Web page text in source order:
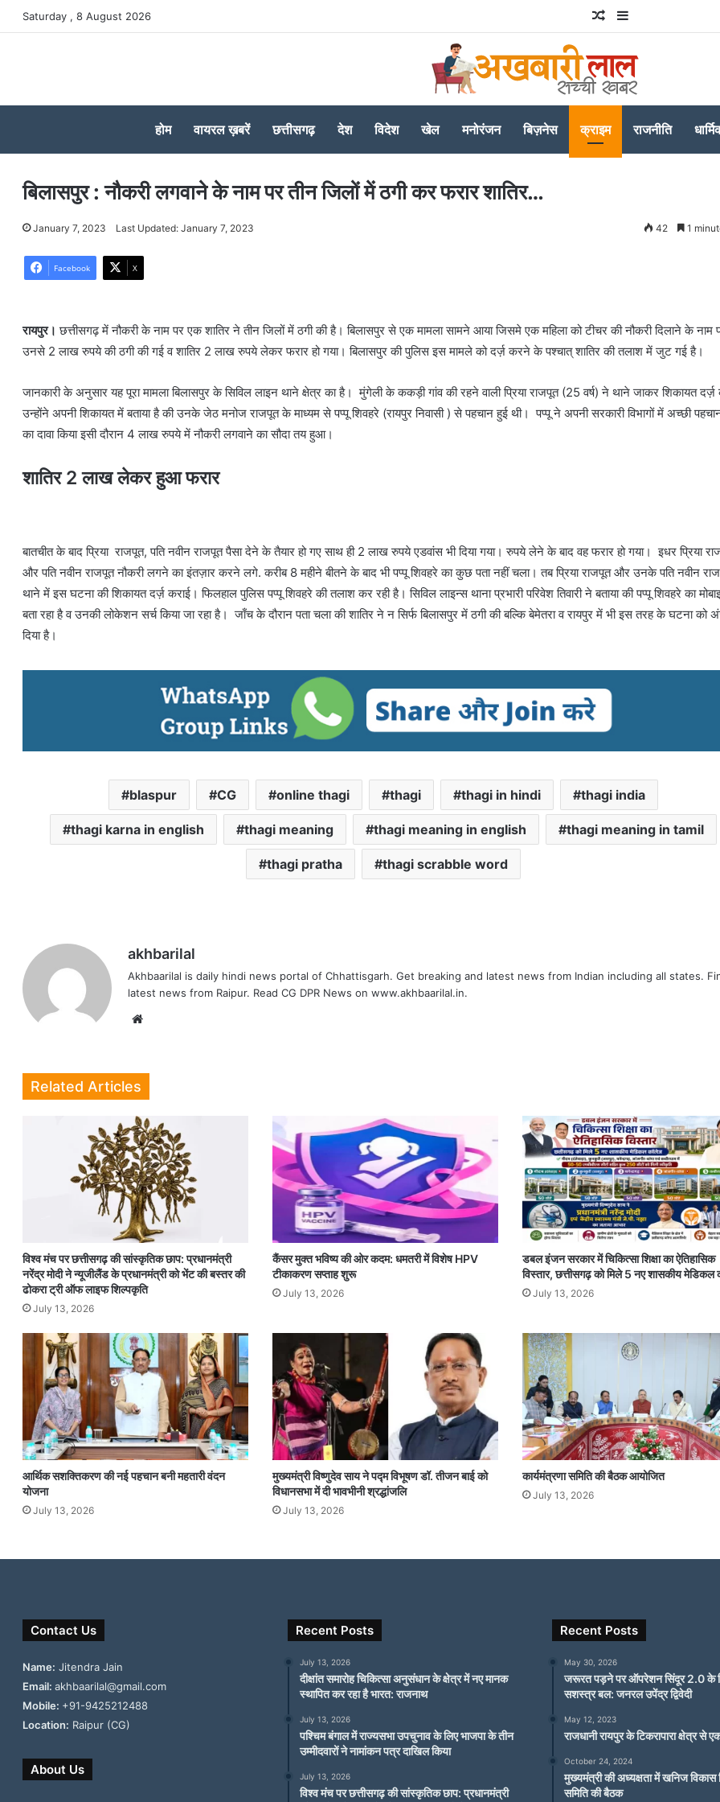
Saturday , 8 August 2026 Random Article
Sidebar
होम वायरल ख़बरें छत्तीसगढ़ देश विदेश खेल मनोरंजन बिज़नेस क्राइम राजनीति
बिलासपुर : नौकरी लगवाने के नाम पर तीन जिलों में ठगी कर फरार शातिर…
January 7, 2023 Last Updated: January 7, 2023 42 1
Facebook X
रायपुर।छत्तीसगढ़ में नौकरी के नाम पर एक शातिर ने तीन जिलों में ठगी की है। बिलासपुर से एक मामला सामने आया जिसमे एक महिला को टीचर की नौकरी दिलाने के नाम
उनसे 2 लाख रुपये की ठगी की गई व शातिर 2 लाख रुपये लेकर फरार हो गया। बिलासपुर की पुलिस इस मामले को दर्ज़ करने के पश्चात् शातिर की तलाश में जुट गई है।
जानकारी के अनुसार यह पूरा मामला बिलासपुर के सिविल लाइन थाने क्षेत्र का है। मुंगेली के ककड़ी गांव की रहने वाली प्रिया राजपूत (25 वर्ष) ने थाने जाकर शिकायत
उन्होंने अपनी शिकायत में बताया है की उनके जेठ मनोज राजपूत के माध्यम से पप्पू शिवहरे (रायपुर निवासी ) से पहचान हुई थी। पप्पू ने अपनी सरकारी विभागों में अच्छी
का दावा किया इसी दौरान 4 लाख रुपये में नौकरी लगवाने का सौदा तय हुआ।
शातिर 2 लाख लेकर हुआ फरार
बातचीत के बाद प्रिया राजपूत, पति नवीन राजपूत पैसा देने के तैयार हो गए साथ ही 2 लाख रुपये एडवांस भी दिया गया। रुपये लेने के बाद वह फरार हो गया। इधर प्रिया
और पति नवीन राजपूत नौकरी लगने का इंतज़ार करने लगे. करीब 8 महीने बीतने के बाद भी पप्पू शिवहरे का कुछ पता नहीं चला। तब प्रिया राजपूत और उनके पति नवीन
थाने में इस घटना की शिकायत दर्ज़ कराई। फिलहाल पुलिस पप्पू शिवहरे की तलाश कर रही है। सिविल लाइन्स थाना प्रभारी परिवेश तिवारी ने बताया की पप्पू शिवहरे का
बता रहा है व उनकी लोकेशन सर्च किया जा रहा है। जाँच के दौरान पता चला की शातिर ने न सिर्फ बिलासपुर में ठगी की बल्कि बेमेतरा व रायपुर में भी इस तरह के घटना को
दिया है।
blaspur CG online thagi thagi thagi in hindi thagi india
thagi karna in english thagi meaning thagi meaning in english thagi meaning in tamil
thagi pratha thagi scrabble word
akhbarilal
Akhbaarilal is daily hindi news portal of Chhattisgarh. Get breaking and latest news from Indian including all states.
latest news from Raipur. Read CG DPR News on www.akhbaarilal.in.
Related Articles
विश्व मंच पर छत्तीसगढ़ की सांस्कृतिक छाप: प्रधानमंत्री
नरेंद्र मोदी ने न्यूजीलैंड के प्रधानमंत्री को भेंट की बस्तर की
ढोकरा ट्री ऑफ लाइफ शिल्पकृति
July 13, 2026
कैंसर मुक्त भविष्य की ओर कदम: धमतरी में विशेष HPV
टीकाकरण सप्ताह शुरू
July 13, 2026
डबल इंजन सरकार में चिकित्सा शिक्षा का ऐतिहासिक
विस्तार, छत्तीसगढ़ को मिले 5 नए शासकीय
July 13, 2026
आर्थिक सशक्तिकरण की नई पहचान बनी महतारी वंदन
योजना
July 13, 2026
मुख्यमंत्री विष्णुदेव साय ने पद्म विभूषण डॉ. तीजन बाई को
विधानसभा में दी भावभीनी श्रद्धांजलि
July 13, 2026
कार्यमंत्रणा समिति की बैठक आयोजित
July 13, 2026
Contact Us
Name: Jitendra Jain
Email:akhbaarilal@gmail.com
Mobile: +91-9425212488
Location: Raipur (CG)
About Us
Recent Posts
July 13, 2026
दीक्षांत समारोह चिकित्सा अनुसंधान के क्षेत्र में नए मानक
स्थापित कर रहा है भारत: राजनाथ
July 13, 2026
पश्चिम बंगाल में राज्यसभा उपचुनाव के लिए भाजपा के तीन
उम्मीदवारों ने नामांकन पत्र दाखिल किया
July 13, 2026
विश्व मंच पर छत्तीसगढ़ की सांस्कृतिक छाप: प्रधानमंत्री
Recent Posts
May 30, 2026
जरूरत पड़ने पर ऑपरेशन सिंदूर 2.0 के
सशस्त्र बल: जनरल उपेंद्र द्विवेदी
May 12, 2023
राजधानी रायपुर के टिकरापारा क्षेत्र से
October 24, 2024
मुख्यमंत्री की अध्यक्षता में खनिज विकास
समिति की बैठक